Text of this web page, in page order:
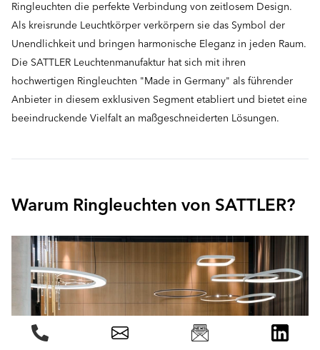
Ringleuchten die perfekte Verbindung von zeitlosem Design.
Als kreisrunde Leuchtkörper verkörpern sie das Symbol der
Unendlichkeit und bringen harmonische Eleganz in jeden Raum.
Die SATTLER Leuchtenmanufaktur hat sich mit ihren
hochwertigen Ringleuchten "Made in Germany" als führender
Anbieter in diesem exklusiven Segment etabliert und bietet eine
beeindruckende Vielfalt an maßgeschneiderten Lösungen.
Warum Ringleuchten von SATTLER?